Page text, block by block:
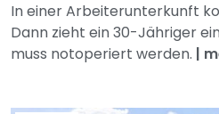
In einer Arbeiterunterkunft
Dann zieht ein 30-Jähriger
muss notoperiert werden. |